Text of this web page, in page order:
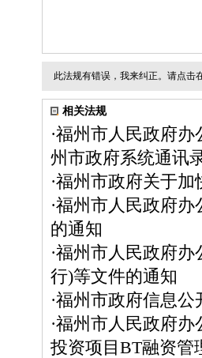
此法规有错误，我来纠正。请点击
相关法规
·福州市人民政府办
州市政府系统通讯
·福州市政府关于加
·福州市人民政府办
的通知
·福州市人民政府办
行)等文件的通知
·福州市政府信息公
·福州市人民政府办
投资项目BT融资管